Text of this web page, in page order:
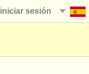
iniciar sesión